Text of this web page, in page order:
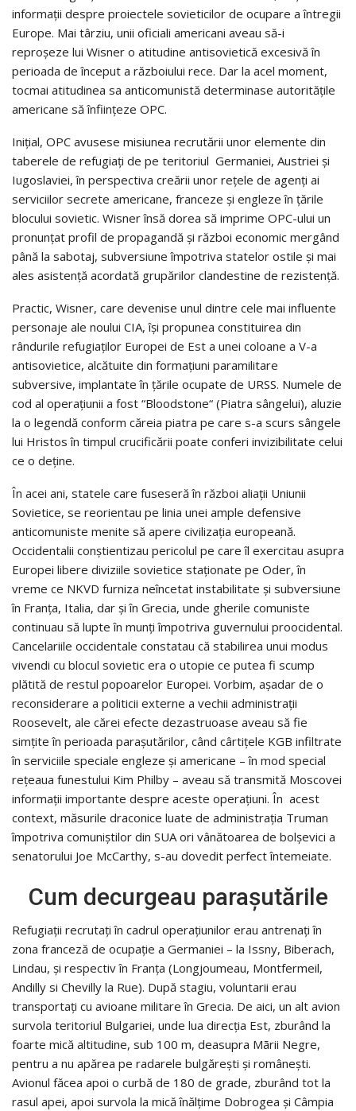
informații despre proiectele sovieticilor de ocupare a întregii
Europe. Mai târziu, unii oficiali americani aveau să-i
reproșeze lui Wisner o atitudine antisovietică excesivă în
perioada de început a războiului rece. Dar la acel moment,
tocmai atitudinea sa anticomunistă determinase autorităţile
americane să înfiinţeze OPC.
Inițial, OPC avusese misiunea recrutării unor elemente din
taberele de refugiaţi de pe teritoriul Germaniei, Austriei şi
Iugoslaviei, în perspectiva creării unor reţele de agenţi ai
serviciilor secrete americane, franceze şi engleze în ţările
blocului sovietic. Wisner însă dorea să imprime OPC-ului un
pronunţat profil de propagandă și război economic mergând
până la sabotaj, subversiune împotriva statelor ostile şi mai
ales asistență acordată grupărilor clandestine de rezistenţă.
Practic, Wisner, care devenise unul dintre cele mai influente
personaje ale noului CIA, își propunea constituirea din
rândurile refugiaților Europei de Est a unei coloane a V-a
antisovietice, alcătuite din formațiuni paramilitare
subversive, implantate în țările ocupate de URSS. Numele de
cod al operaţiunii a fost “Bloodstone“ (Piatra sângelui), aluzie
la o legendă conform căreia piatra pe care s-a scurs sângele
lui Hristos în timpul crucificării poate conferi invizibilitate celui
ce o deține.
În acei ani, statele care fuseseră în război aliaţii Uniunii
Sovietice, se reorientau pe linia unei ample defensive
anticomuniste menite să apere civilizaţia europeană.
Occidentalii conştientizau pericolul pe care îl exercitau asupra
Europei libere diviziile sovietice staţionate pe Oder, în
vreme ce NKVD furniza neîncetat instabilitate și subversiune
în Franța, Italia, dar și în Grecia, unde gherile comuniste
continuau să lupte în munți împotriva guvernului proocidental.
Cancelariile occidentale constatau că stabilirea unui modus
vivendi cu blocul sovietic era o utopie ce putea fi scump
plătită de restul popoarelor Europei. Vorbim, așadar de o
reconsiderare a politicii externe a vechii administraţii
Roosevelt, ale cărei efecte dezastruoase aveau să fie
simțite în perioada paraşutărilor, când cârtiţele KGB infiltrate
în serviciile speciale engleze şi americane – în mod special
rețeaua funestului Kim Philby – aveau să transmită Moscovei
informaţii importante despre aceste operațiuni. În acest
context, măsurile draconice luate de administraţia Truman
împotriva comuniştilor din SUA ori vânătoarea de bolșevici a
senatorului Joe McCarthy, s-au dovedit perfect întemeiate.
Cum decurgeau parașutările
Refugiații recrutați în cadrul operațiunilor erau antrenați în
zona franceză de ocupaţie a Germaniei – la Issny, Biberach,
Lindau, şi respectiv în Franţa (Longjoumeau, Montfermeil,
Andilly si Chevilly la Rue). După stagiu, voluntarii erau
transportați cu avioane militare în Grecia. De aici, un alt avion
survola teritoriul Bulgariei, unde lua direcția Est, zburând la
foarte mică altitudine, sub 100 m, deasupra Mãrii Negre,
pentru a nu apărea pe radarele bulgărești și românești.
Avionul făcea apoi o curbă de 180 de grade, zburând tot la
rasul apei, apoi survola la mică înălțime Dobrogea și Câmpia